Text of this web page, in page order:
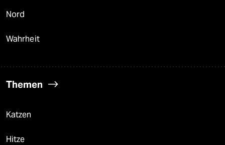
Nord
Wahrheit
Themen
Katzen
Hitze